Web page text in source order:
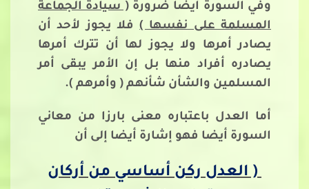
وفي السورة أيضا ضرورة( سيادة الجماعة
المسلمة على نفسها )فلا يجوز لأحد أن
يصادر أمرها ولا يجوز لها أن تترك أمرها
يصادره أفراد منها بل إن الأمر يبقى أمر
المسلمين والشأن شأنهم ( وأمرهم ).
أما العدل باعتباره معنى بارزا من معاني
السورة أيضا فهو إشارة أيضا إلى أن
( العدل ركن أساسي من أركان